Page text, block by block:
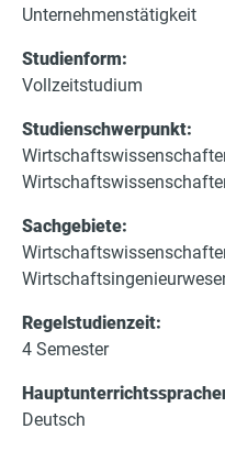
Unternehmenstätigkeit
Studienform:
Vollzeitstudium
Studienschwerpunkt:
Sachgebiete:
Regelstudienzeit:
4 Semester
Deutsch